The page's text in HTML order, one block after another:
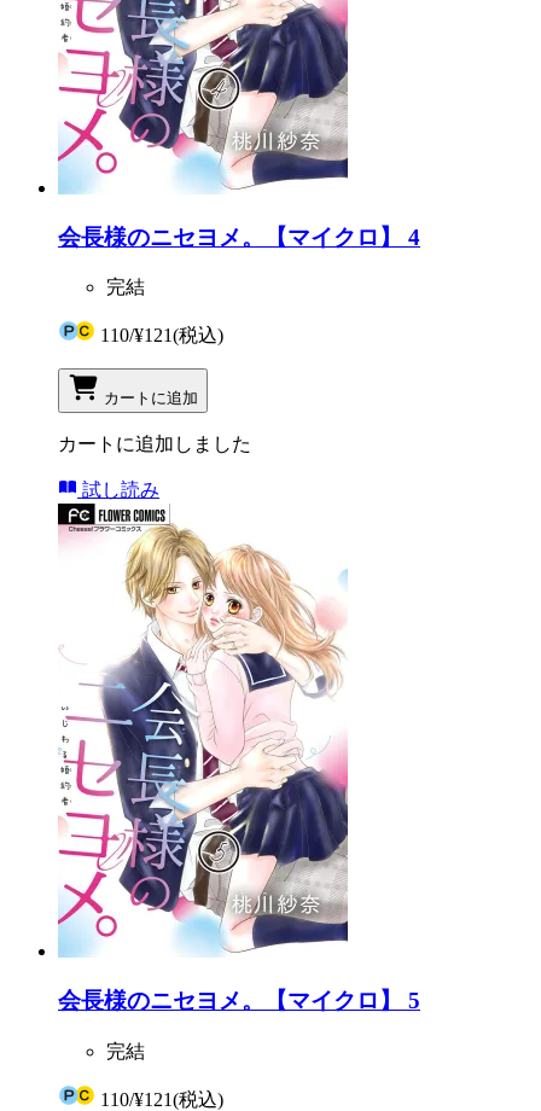
会長様のニセヨメ。【マイクロ】 4
完結
110/¥121(税込)
カートに追加
カートに追加しました
試し読み
会長様のニセヨメ。【マイクロ】 5
完結
110/¥121(税込)